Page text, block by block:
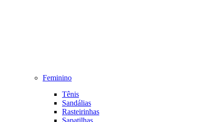
Feminino
Tênis
Sandálias
Rasteirinhas
Sapatilhas